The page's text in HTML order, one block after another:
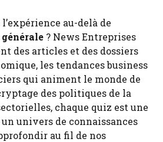
au-delà de
? News Entreprises
des articles et des dossiers
les tendances business
qui animent le monde de
des politiques de la
chaque quiz est une
un univers de connaissances
au fil de nos